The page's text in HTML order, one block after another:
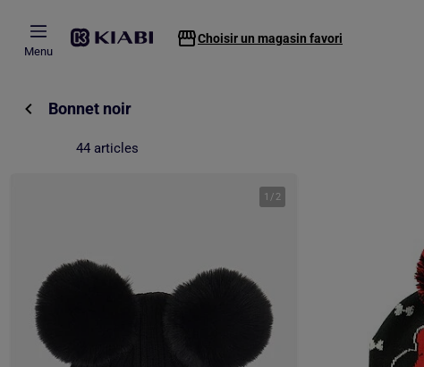
Menu
Choisir un magasin favori
Bonnet noir
44 articles
1 / 2